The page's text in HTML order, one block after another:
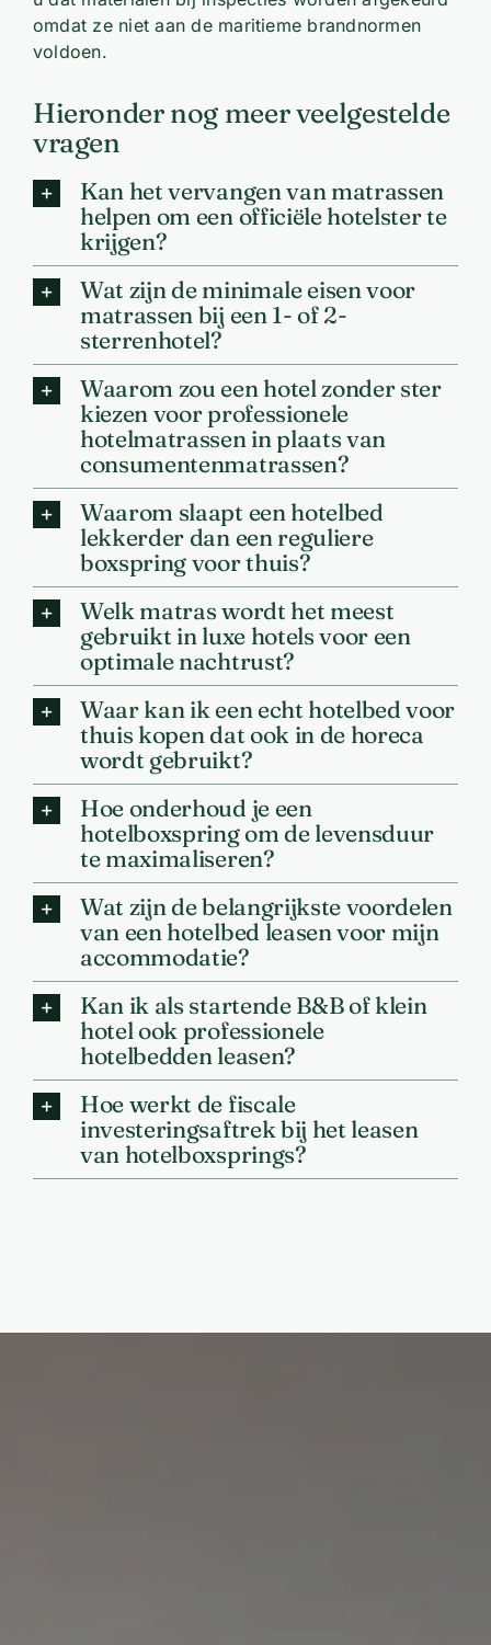
omdat ze niet aan de maritieme brandnormen
voldoen.
Hieronder nog meer veelgestelde
vragen
Kan het vervangen van matrassen
helpen om een officiële hotelster te
krijgen?
Wat zijn de minimale eisen voor
matrassen bij een 1- of 2-
sterrenhotel?
Waarom zou een hotel zonder ster
kiezen voor professionele
hotelmatrassen in plaats van
consumentenmatrassen?
Waarom slaapt een hotelbed
lekkerder dan een reguliere
boxspring voor thuis?
Welk matras wordt het meest
gebruikt in luxe hotels voor een
optimale nachtrust?
Waar kan ik een echt hotelbed voor
thuis kopen dat ook in de horeca
wordt gebruikt?
Hoe onderhoud je een
hotelboxspring om de levensduur
te maximaliseren?
Wat zijn de belangrijkste voordelen
van een hotelbed leasen voor mijn
accommodatie?
Kan ik als startende B&B of klein
hotel ook professionele
hotelbedden leasen?
Hoe werkt de fiscale
investeringsaftrek bij het leasen
van hotelboxsprings?